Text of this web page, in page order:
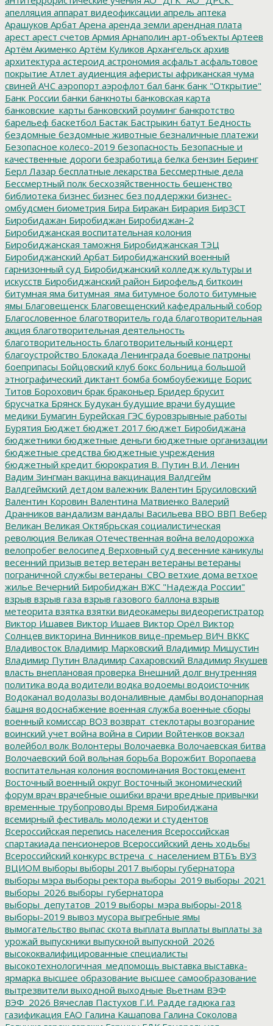
апелляция аппарат видеофиксации апрель аптека
Арашуков Арбат Арена аренда земли арендная плата
арест арест счетов Армия Арнаполин арт-объекты Артеев
Артём Акименко Артём Куликов Архангельск архив
архитектура астероид астрономия асфальт асфальтовое
покрытие Атлет аудиенция аферисты африканская чума
свиней АЧС аэропорт аэрофлот бал банк банк "Открытие"
Банк России банки банкноты банковская карта
банковские_карты банковский роуминг банкротство
барельеф баскетбол Бастак Бастрыкин батут Бедность
бездомные бездомные животные безналичные платежи
Безопасное колесо-2019 безопасность Безопасные и
качественные дороги безработица белка бензин Беринг
Берл Лазар бесплатные лекарства Бессмертные дела
Бессмертный полк бесхозяйственность бешенство
библиотека бизнес бизнес без поддержки бизнес-
омбудсмен биометрия Бира Биракан Бирария БирЗСТ
Биробидажан Биробиджан Биробиджан-2
Биробиджанская воспитательная колония
Биробиджанская таможня Биробиджанская ТЭЦ
Биробиджанский Арбат Биробиджанский военный
гарнизонный суд Биробиджанский колледж культуры и
искусств Биробиджанский район Бирофельд биткоин
битумная яма битумная_яма битумное болото битумные
ямы Благовещенск Благовещенский кафедральный собор
Благословенное благотворитель года благотворительная
акция благотворительная деятельность
благотворительность благотворительный концерт
благоустройство Блокада Ленинграда боевые патроны
боеприпасы Бойцовский клуб бокс больница большой
этнографический диктант бомба бомбоубежище Борис
Титов Борохович брак браконьер Бридер брусит
брусчатка Брянск Будукан будущие врачи будущие
медики Бумагин Бурейская ГЭС буровзрывные работы
Бурятия Бюджет бюджет 2017 бюджет Биробиджана
бюджетники бюджетные деньги бюджетные организации
бюджетные средства бюджетные учреждения
бюджетный кредит бюрократия В. Путин В.И. Ленин
Вадим Зингман вакцина вакцинация Валдгейм
Валдгеймский детдом валежник Валентин Брусиловский
Валентин Коровин Валентина Матвиенко Валерий
Дранников вандализм вандалы Васильева ВВО ВВП Вебер
Великан Великая Октябрьская социалистическая
революция Великая Отечественная война велодорожка
велопробег велосипед Верховный суд весенние каникулы
весенний призыв ветер ветеран ветераны ветераны
пограничной службы ветераны_СВО ветхие дома ветхое
жилье Вечерний Биробиджан ВЖС "Надежда России"
взрыв взрыв газа взрыв газового баллона взрыв
метеорита взятка взятки видеокамеры видеорегистратор
Виктор Ишавев Виктор Ишаев Виктор Орёл Виктор
Солнцев викторина Винников вице-премьер ВИЧ ВККС
Владивосток Владимир Марковский Владимир Мишустин
Владимир Путин Владимир Сахаровский Владимир Якушев
власть внеплановая проверка Внешний долг внутренняя
политика вода водители водка водоемы водоисточник
Водоканал водолазы водоналивные дамбы водонапорная
башня водоснабжение военная служба военные сборы
военный комиссар ВОЗ возврат_стеклотары возгорание
воинский учет война война в Сирии Войтенков вокзал
волейбол волк Волонтеры Волочаевка Волочаевская битва
Волочаевский бой вольная борьба Ворожбит Воропаева
воспитательная колония воспоминания Востокцемент
Восточный военный округ Восточный экономический
форум врач врачебные ошибки врачи вредные привычки
временные трубопроводы Время Биробиджана
всемирный фестиваль молодежи и студентов
Всероссийская перепись населения Всероссийская
спартакиада пенсионеров Всероссийский день ходьбы
Всероссийский конкурс встреча_с_населением ВТБъ ВУЗ
ВЦИОМ выборы выборы 2017 выборы губернатора
выборы мэра выборы ректора выборы_2019 выборы_2021
выборы_2026 выборы_губернатора
выборы_депутатов_2019 выборы_мэра выборы-2018
выборы-2019 вывоз мусора выгребные ямы
вымогательство выпас скота выплата выплаты выплаты за
урожай выпускники выпускной выпускной_2026
высококвалифицированные специалисты
высокотехнологичная_медпомощь выставка выставка-
ярмарка высшее образование высшее самообразование
вытрезвители выходной выходные Вьетнам ВЭФ
ВЭФ_2026 Вячеслав Пастухов Г.И. Радде гадюка газ
газификация ЕАО Галина Кашапова Галина Соколова